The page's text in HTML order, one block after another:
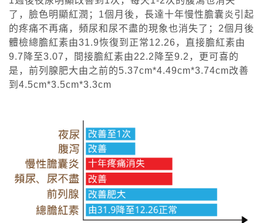
了，臉色明顯紅潤；1個月後，長達十年慢性膽囊炎引起
的疼痛不再痛，頻尿和尿不盡的現象也消失了；2個月後
體檢總膽紅素由31.9恢復到正常12.26，直接膽紅素由
9.7降至3.07，間接膽紅素由22.2降至9.2，更可喜的
是，前列腺肥大由之前的5.37cm*4.49cm*3.74cm改善
到4.5cm*3.5cm*3.3cm